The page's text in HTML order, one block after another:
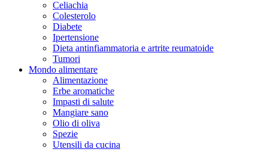
Celiachia
Colesterolo
Diabete
Ipertensione
Dieta antinfiammatoria e artrite reumatoide
Tumori
Mondo alimentare
Alimentazione
Erbe aromatiche
Impasti di salute
Mangiare sano
Olio di oliva
Spezie
Utensili da cucina